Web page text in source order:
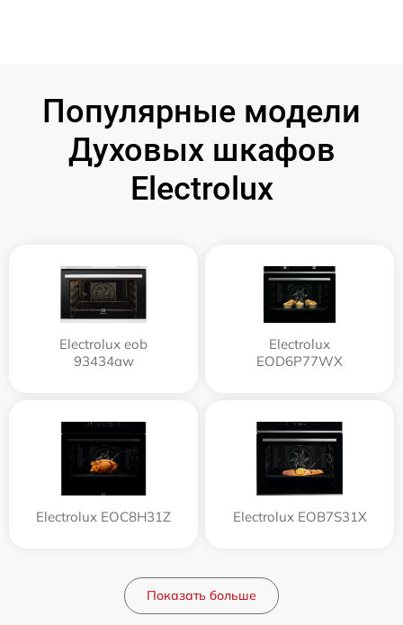
Популярные модели
Духовых шкафов
Electrolux
Electrolux eob
93434aw
Electrolux
EOD6P77WX
Electrolux EOC8H31Z Electrolux EOB7S31X
Показать больше